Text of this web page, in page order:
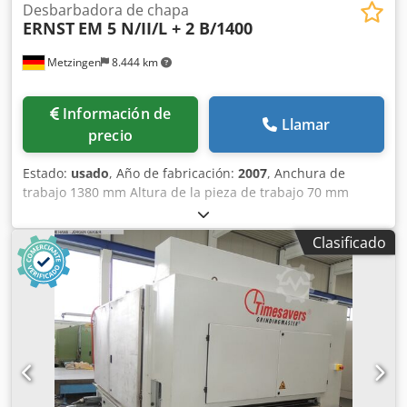
Metzingen 8.444 km
Desbarbadora de chapa
ERNST EM 5 N/II/L + 2 B/1400
Información de
precio
Llamar
Estado: usado, Año de fabricación: 2007, Anchura de
trabajo 1380 mm Altura de la pieza de trabajo 70 mm
Potencia total necesaria 45 kW Peso de la máquina aprox.
5.500 kg E R N S T Desbarbadora automática de chapa con
unidad de rectificado en húmedo Tipo EM 5 N/II/L + 2
B/1400 Año de fabricación 2007 Nº de serie 780063 _____
Anchura de rectificado aprox. 1.380 mm Anchura del
rodillo 1.400 mm Altura de la pieza máx. 1 - 70 mm
Velocidad de avance aprox. 1,5 - 8 m/min. Consta de 5
elementos de trabajo: Rodillo lijador oscilante para cubrir
con tela de lija (vellón de lija) Ø 450 mm, 1400 mm de
ancho x 1540 de largo, y con tensión de banda ajustable
neumáticamente tensión de correa, accionamiento de 11
Clasificado